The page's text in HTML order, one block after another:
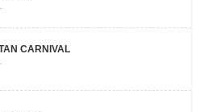
CARNIVAL